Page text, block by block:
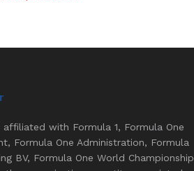
affiliated with Formula 1, Formula One
Formula One Administration, Formula
BV, Formula One World Championship